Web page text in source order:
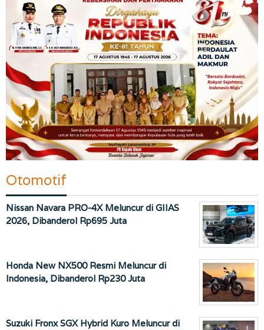
Otomotif
Nissan Navara PRO-4X Meluncur di GIIAS
2026, Dibanderol Rp695 Juta
Honda New NX500 Resmi Meluncur di
Indonesia, Dibanderol Rp230 Juta
Suzuki Fronx SGX Hybrid Kuro Meluncur di